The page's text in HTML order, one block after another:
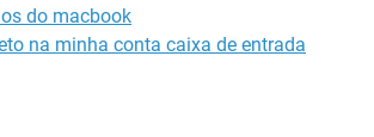
do macbook
na minha conta caixa de entrada